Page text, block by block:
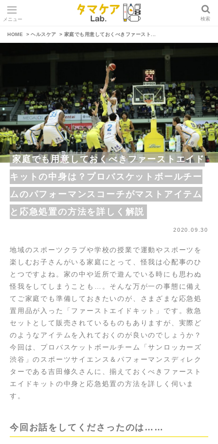
メニュー 検索
HOME
タ
マ
ヘルスケア 家庭でも用意しておくべきファースト...
家庭でも用意しておくべきファーストエイド
キットの中身は？プロバスケットボールチー
ムのパフォーマンスコーチがマストアイテム
と応急処置の方法を詳しく解説
2020.09.30
地域のスポーツクラブや学校の授業で運動やスポーツを
楽しむお子さんがいる家庭にとって、怪我は心配事のひ
とつですよね。家の中や近所で遊んでいる時にも思わぬ
怪我をしてしまうことも…。そんな万が一の事態に備え
てご家庭でも準備しておきたいのが、さまざまな応急処
置用品が入った「ファーストエイドキット」です。救急
セットとして販売されているものもありますが、実際ど
のようなアイテムを入れておくのが良いのでしょうか？
今回は、プロバスケットボールチーム「サンロッカーズ
渋谷」のスポーツサイエンス＆パフォーマンスディレク
ターである吉田修久さんに、揃えておくべきファースト
エイドキットの中身と応急処置の方法を詳しく伺いま
す。
今回お話をしてくださったのは……